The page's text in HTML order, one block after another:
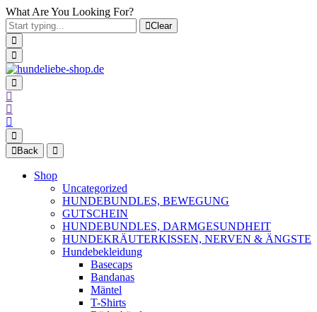
What Are You Looking For?
Clear
Back
Shop
Uncategorized
HUNDEBUNDLES, BEWEGUNG
GUTSCHEIN
HUNDEBUNDLES, DARMGESUNDHEIT
HUNDEKRÄUTERKISSEN, NERVEN & ÄNGSTE
Hundebekleidung
Basecaps
Bandanas
Mäntel
T-Shirts